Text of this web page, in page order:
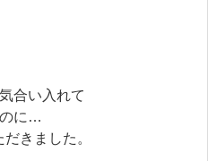
合い入れて
に…
きました。